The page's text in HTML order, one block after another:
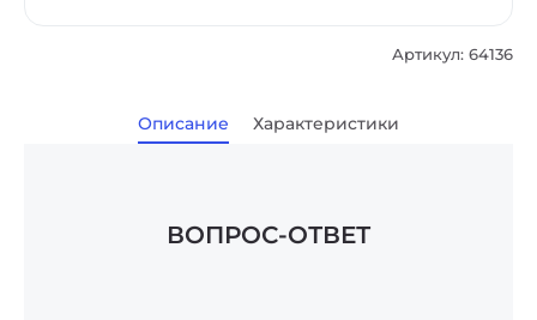
Артикул: 64136
Описание Характеристики
ВОПРОС-ОТВЕТ